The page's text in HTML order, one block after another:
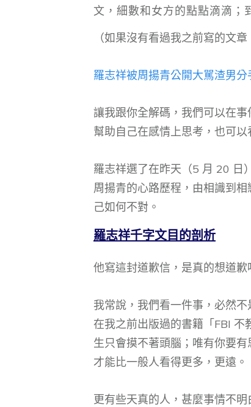
文，細數和女方的點點滴滴；
（如果沒有看過我之前寫的文
羅志祥被周揚青公開大駡渣男分
讓我跟你全解碼，我們可以在
幫助自己在感情上思考，也可以
羅志祥選了在昨天（5 月 20 日
周揚青的心路歷程，由相識到
己如何不對。
羅志祥千字文目的剖析
他寫這封道歉信，是真的想道歉
我常說，我們看一件事，必然
在我之前出版過的書籍「FBI
生只會摸不著頭腦；唯有你要
才能比一般人看得更多，更遠。
更有些天真的人，甚麼事情不